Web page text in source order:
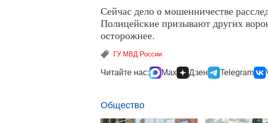
Сейчас дело о мошенничестве
Полицейские призывают других
осторожнее.
ГУ МВД России
Читайте нас: Max Дзен Telegram
Общество